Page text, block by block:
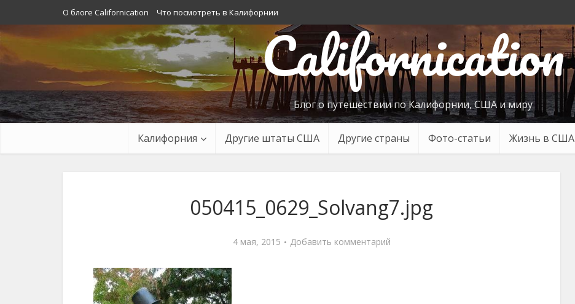
О блоге Californication Что посмотреть в КалифорнииCalifornication
Блог о путешествии по Калифорнии, США и миру
Калифорния Другие штаты США Другие страны Фото-статьи Жизнь в США
050415_0629_Solvang7.jpg
4 мая, 2015 Добавить комментарий